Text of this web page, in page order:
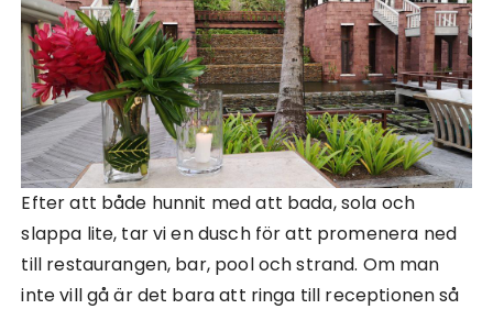
Efter att både hunnit med att bada, sola och
slappa lite, tar vi en dusch för att promenera ned
till restaurangen, bar, pool och strand. Om man
inte vill gå är det bara att ringa till receptionen så